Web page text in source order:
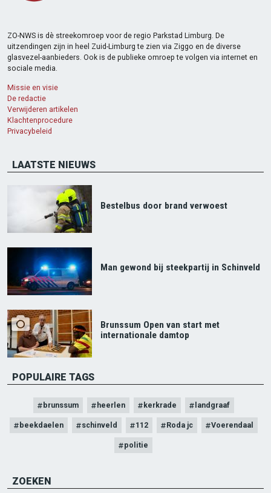
ZO-NWS is dè streekomroep voor de regio Parkstad Limburg. De
uitzendingen zijn in heel Zuid-Limburg te zien via Ziggo en de diverse
glasvezel-aanbieders. Ook is de publieke omroep te volgen via internet en
sociale media.
Missie en visie
De redactie
Verwijderen artikelen
Klachtenprocedure
Privacybeleid
LAATSTE NIEUWS
Bestelbus door brand verwoest
Man gewond bij steekpartij in Schinveld
Brunssum Open van start met
internationale damtop
POPULAIRE TAGS
brunssum heerlen kerkrade landgraaf
beekdaelen schinveld 112 Roda jc Voerendaal
politie
ZOEKEN